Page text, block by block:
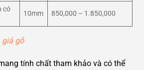
có
10mm 850,000 – 1.850,000
giả gỗ
tính chất tham khảo và có thể